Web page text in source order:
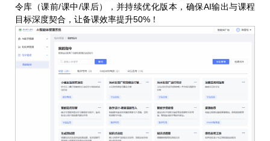
令库（课前/课中/课后），并持续优化版本，确保AI输出与课程
目标深度契合，让备课效率提升50%！